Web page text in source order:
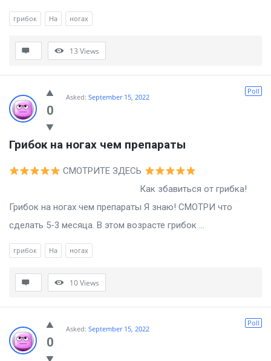
грибок На ногах
13 Views
0
Poll
Asked: September 15, 2022
Грибок на ногах чем препараты
СМОТРИТЕ ЗДЕСЬ
Как збавиться от грибка!
Грибок на ногах чем препараты Я знаю! СМОТРИ что
сделать 5-3 месяца. В этом возрасте грибок ...
грибок На ногах
10Views
0
Poll
Asked: September 15, 2022